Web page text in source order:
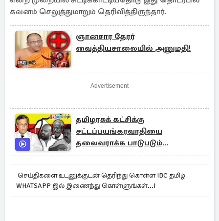
கவனம் செலுத்துமாறும் தெரிவித்திருந்தார்.
ஞானசார தேரர்
வைத்தியசாலையில் அனுமதி!
Advertisement
தமிழரசுக் கட்சிக்கு
சட்டப்பயங்கரவாதியை
தலைவராக்க பாடுபடும்
தலைமைகள்
செய்திகளை உடனுக்குடன் தெரிந்து கொள்ள IBC தமிழ்
WHATSAPP இல் இணைந்து கொள்ளுங்கள்...!